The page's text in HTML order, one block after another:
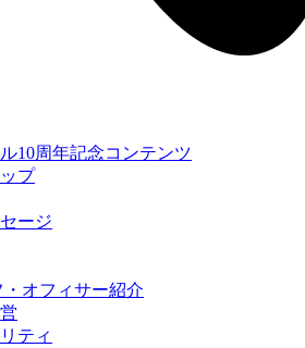
10周年記念コンテンツ
プ
ージ
オフィサー紹介
ティ